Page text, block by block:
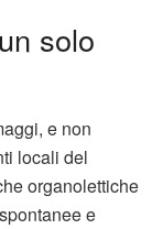
solo
e non
locali del
organolettiche
e